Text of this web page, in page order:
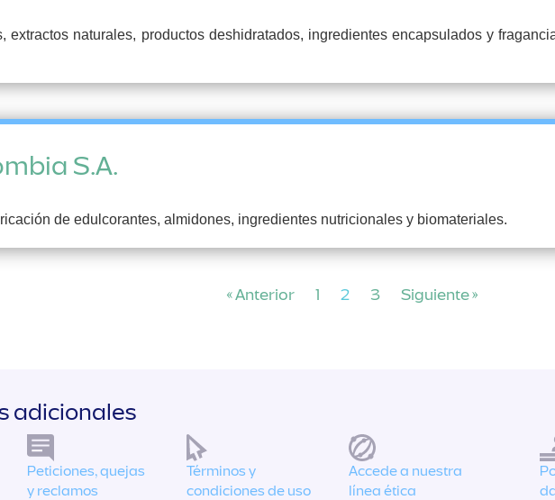
extractos naturales, productos deshidratados, ingredientes encapsulados y
S.A.
de edulcorantes, almidones, ingredientes nutricionales y biomateriales.
« Anterior 1 2 3 Siguiente »
adicionales
Peticiones, quejas
y reclamos
Términos y
condiciones de uso
Accede a nuestra
línea ética